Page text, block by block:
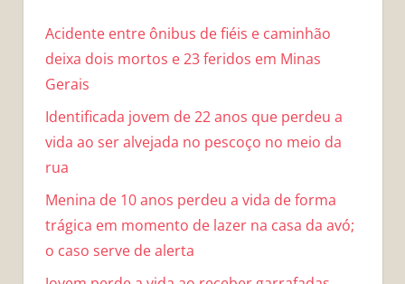
Acidente entre ônibus de fiéis e caminhão
deixa dois mortos e 23 feridos em Minas
Gerais
Identificada jovem de 22 anos que perdeu a
vida ao ser alvejada no pescoço no meio da
rua
Menina de 10 anos perdeu a vida de forma
trágica em momento de lazer na casa da avó;
o caso serve de alerta